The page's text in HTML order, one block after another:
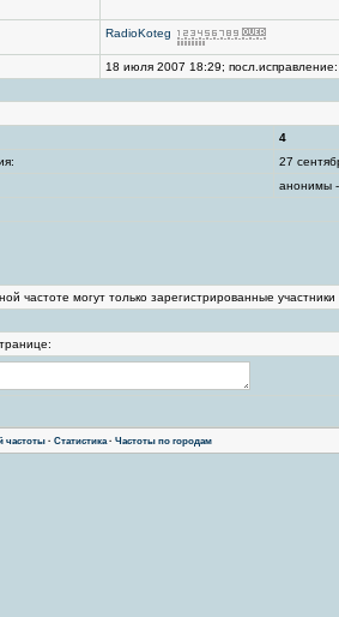
RadioKoteg
18 июля 2007 18:29;
4
27
анонимы
частоте могут только зарегистрированные
частоты · Статистика· Частоты по городам